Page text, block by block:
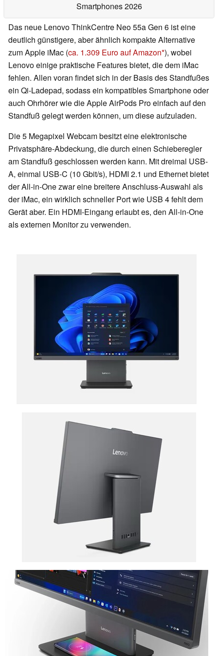
Smartphones 2026
Das neue Lenovo ThinkCentre Neo 55a Gen 6 ist eine
deutlich günstigere, aber ähnlich kompakte Alternative
zum Apple iMac (ca. 1.309 Euro auf Amazon ), wobei
Lenovo einige praktische Features bietet, die dem iMac
fehlen. Allen voran findet sich in der Basis des Standfußes
ein Qi-Ladepad, sodass ein kompatibles Smartphone oder
auch Ohrhörer wie die Apple AirPods Pro einfach auf den
Standfuß gelegt werden können, um diese aufzuladen.
Die 5 Megapixel Webcam besitzt eine elektronische
Privatsphäre-Abdeckung, die durch einen Schieberegler
am Standfuß geschlossen werden kann. Mit dreimal USB-
A, einmal USB-C (10 Gbit/s), HDMI 2.1 und Ethernet bietet
der All-in-One zwar eine breitere Anschluss-Auswahl als
der iMac, ein wirklich schneller Port wie USB 4 fehlt dem
Gerät aber. Ein HDMI-Eingang erlaubt es, den All-in-One
als externen Monitor zu verwenden.